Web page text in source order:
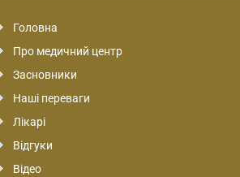
Головна
Про медичний центр
Засновники
Наші переваги
Лікарі
Відгуки
Відео